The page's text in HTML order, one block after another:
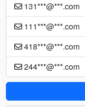
131***@***.com
111***@***.com
418***@***.com
244***@***.com